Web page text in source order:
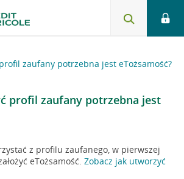
profil zaufany potrzebna jest eTożsamość?
profil zaufany potrzebna jest
z profilu zaufanego, w pierwszej
eTożsamość.Zobacz jak utworzyć